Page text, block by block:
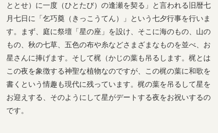
ととせ）に一度（ひとたび）の逢瀬を契る」と言われる旧暦七
月七日に「乞巧奠（きっこうてん）」という七夕行事を行いま
す。まず、庭に祭壇「星の座」を設け、そこに海のもの、山の
もの、秋の七草、五色の布や糸などさまざまなものを並べ、お
星さんに捧げます。そして梶（かじの葉も吊るします。梶とは
この夜を象徴する神聖な植物なのですが、この梶の葉に和歌を
書くという情趣も現代に残っています。梶の葉を吊るして星を
お迎えする、そのようにして星がデートする夜をお祝いするの
です。